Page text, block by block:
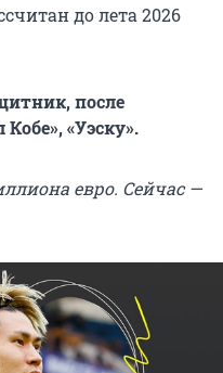
до лета 2026
после
Кобе», «Уэску».
евро. Сейчас —